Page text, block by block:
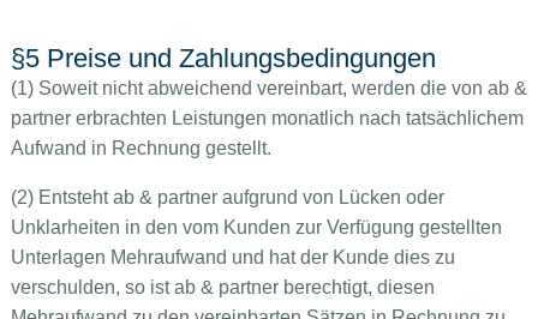
§5 Preise und Zahlungsbedingungen
(1) Soweit nicht abweichend vereinbart, werden die von ab &
partner erbrachten Leistungen monatlich nach tatsächlichem
Aufwand in Rechnung gestellt.
(2) Entsteht ab & partner aufgrund von Lücken oder
Unklarheiten in den vom Kunden zur Verfügung gestellten
Unterlagen Mehraufwand und hat der Kunde dies zu
verschulden, so ist ab & partner berechtigt, diesen